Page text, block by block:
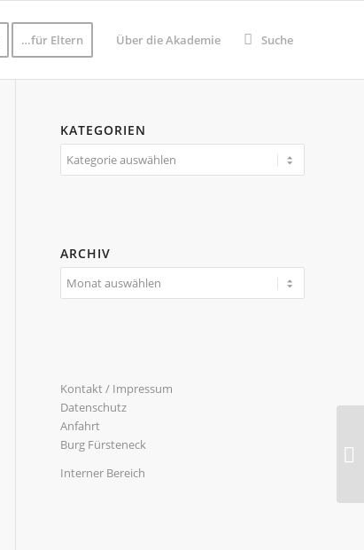
…für Eltern Über die Akademie Suche
KATEGORIEN
Kategorien
ARCHIV
Kontakt / Impressum
Datenschutz
Anfahrt
Burg Fürsteneck
Interner Bereich